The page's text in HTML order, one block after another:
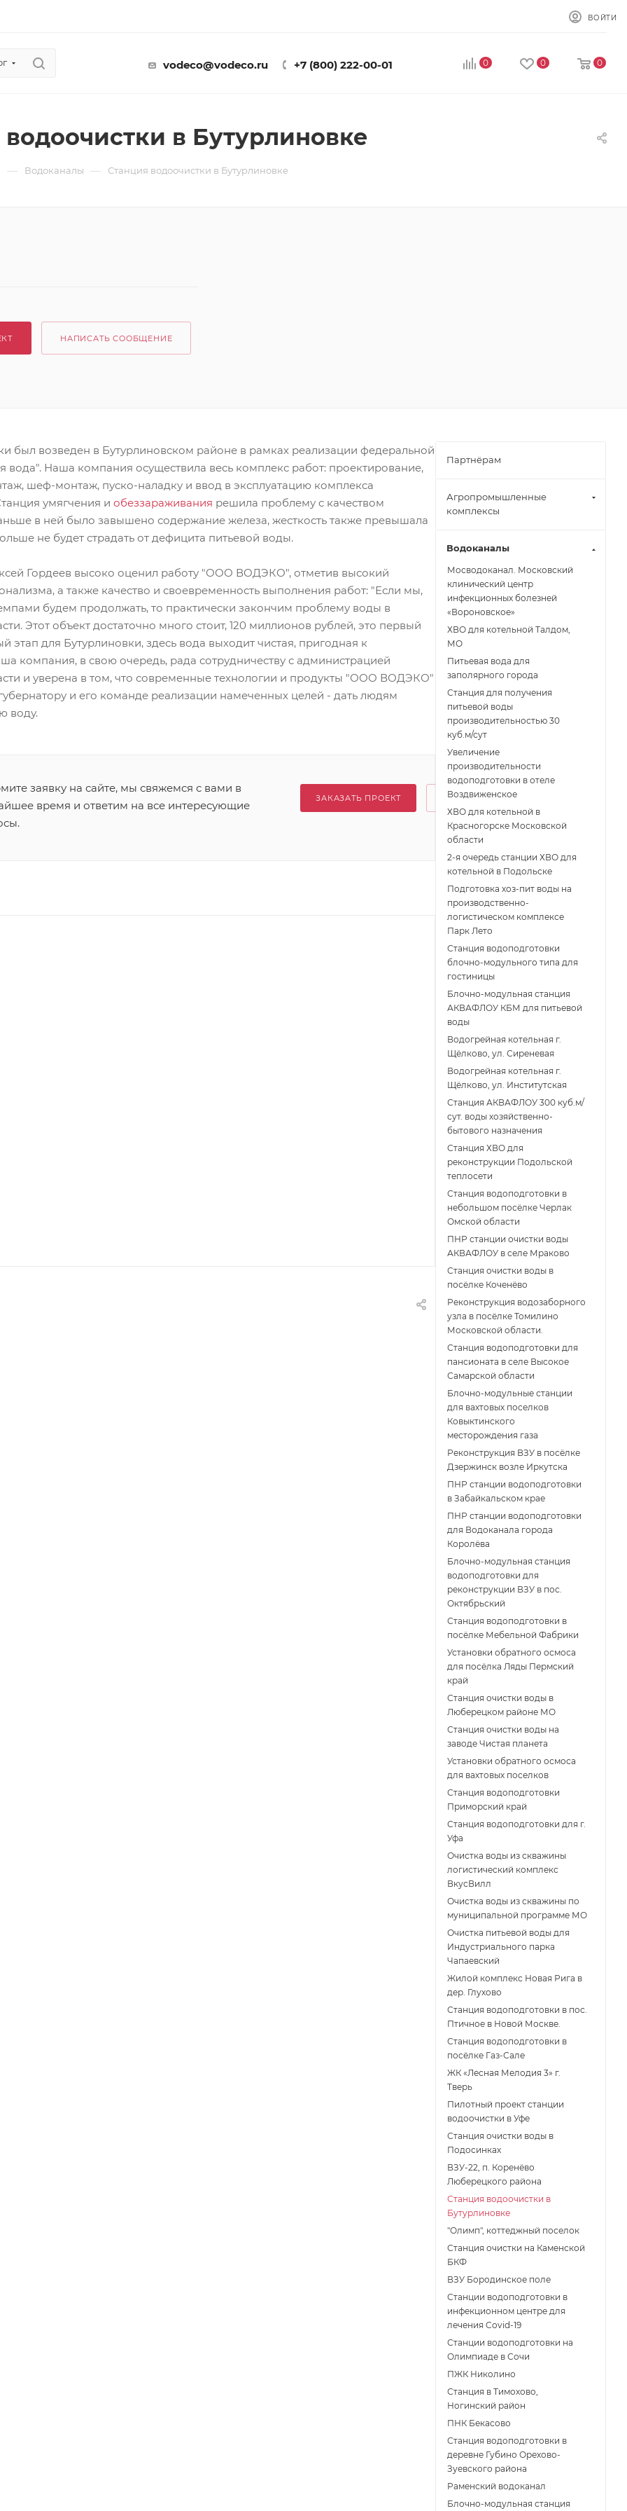
ВОЙТИ
vodeco@vodeco.ru +7 (800) 222-00-01 0 0 0
в Бутурлиновке
— Водоканалы — Станция водоочистки в Бутурлиновке
НАПИСАТЬ СООБЩЕНИЕ
был возведен в Бутурлиновском районе в рамках реализации федеральной
вода". Наша компания осуществила весь комплекс работ: проектирование,
шеф-монтаж, пуско-наладку и ввод в эксплуатацию комплекса
умягчения и обеззараживания решила проблему с качеством
в ней было завышено содержание железа, жесткость также превышала
не будет страдать от дефицита питьевой воды.
Гордеев высоко оценил работу "ООО ВОДЭКО", отметив высокий
а также качество и своевременность выполнения работ: "Если мы,
будем продолжать, то практически закончим проблему воды в
Этот объект достаточно много стоит, 120 миллионов рублей, это первый
этап для Бутурлиновки, здесь вода выходит чистая, пригодная к
компания, в свою очередь, рада сотрудничеству с администрацией
и уверена в том, что современные технологии и продукты "ООО ВОДЭКО"
и его команде реализации намеченных целей - дать людям
воду.
заявку на сайте, мы свяжемся с вами в
время и ответим на все интересующие
ЗАКАЗАТЬ ПРОЕКТ
Партнёрам
Агропромышленные
комплексы
Водоканалы
Мосводоканал. Московский
клинический центр
инфекционных болезней
«Вороновское»
ХВО для котельной Талдом,
МО
Питьевая вода для
заполярного города
Станция для получения
питьевой воды
производительностью 30
куб.м/сут
Увеличение
производительности
водоподготовки в отеле
Воздвиженское
ХВО для котельной в
Красногорске Московской
области
2-я очередь станции ХВО для
котельной в Подольске
Подготовка хоз-пит воды на
производственно-
логистическом комплексе
Парк Лето
Станция водоподготовки
блочно-модульного типа для
гостиницы
Блочно-модульная станция
АКВАФЛОУ КБМ для питьевой
воды
Водогрейная котельная г.
Щёлково, ул. Сиреневая
Водогрейная котельная г.
Щёлково, ул. Институтская
Станция АКВАФЛОУ 300 куб.м/
сут. воды хозяйственно-
бытового назначения
Станция ХВО для
реконструкции Подольской
теплосети
Станция водоподготовки в
небольшом посёлке Черлак
Омской области
ПНР станции очистки воды
АКВАФЛОУ в селе Мраково
Станция очистки воды в
посёлке Коченёво
Реконструкция водозаборного
узла в посёлке Томилино
Московской области.
Станция водоподготовки для
пансионата в селе Высокое
Самарской области
Блочно-модульные станции
для вахтовых поселков
Ковыктинского
месторождения газа
Реконструкция ВЗУ в посёлке
Дзержинск возле Иркутска
ПНР станции водоподготовки
в Забайкальском крае
ПНР станции водоподготовки
для Водоканала города
Королёва
Блочно-модульная станция
водоподготовки для
реконструкции ВЗУ в пос.
Октябрьский
Станция водоподготовки в
посёлке Мебельной Фабрики
Установки обратного осмоса
для посёлка Ляды Пермский
край
Станция очистки воды в
Люберецком районе МО
Станция очистки воды на
заводе Чистая планета
Установки обратного осмоса
для вахтовых поселков
Станция водоподготовки
Приморский край
Станция водоподготовки для г.
Уфа
Очистка воды из скважины
логистический комплекс
ВкусВилл
Очистка воды из скважины по
муниципальной программе МО
Очистка питьевой воды для
Индустриального парка
Чапаевский
Жилой комплекс Новая Рига в
дер. Глухово
Станция водоподготовки в пос.
Птичное в Новой Москве.
Станция водоподготовки в
поcёлке Газ-Сале
ЖК «Лесная Мелодия 3» г.
Тверь
Пилотный проект станции
водоочистки в Уфе
Станция очистки воды в
Подосинках
ВЗУ-22, п. Коренёво
Люберецкого района
Станция водоочистки в
Бутурлиновке
"Олимп", коттеджный поселок
Станция очистки на Каменской
БКФ
ВЗУ Бородинское поле
Станции водоподготовки в
инфекционном центре для
лечения Covid-19
Станции водоподготовки на
Олимпиаде в Сочи
ПЖК Николино
Станция в Тимохово,
Ногинский район
ПНК Бекасово
Станция водоподготовки в
деревне Губино Орехово-
Зуевского района
Раменский водоканал
Блочно-модульная станция